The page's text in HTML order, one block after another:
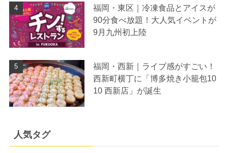
福岡・東区｜冷凍食品とアイスが
90分食べ放題！大人気イベントが
9月九州初上陸
福岡・西新｜ライブ感がすごい！
西新町横丁に「博多焼き小籠包10
10 西新店」が誕生
人気タグ